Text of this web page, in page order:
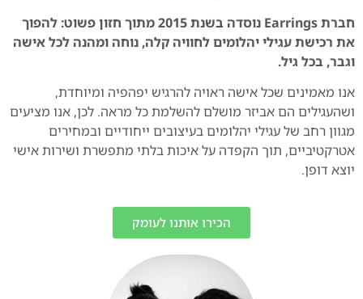
חברת Earrings נוסדה בשנת 2015 מתוך חזון פשוט: להפוך
את רכישת עגילי יהלומים לחוויה קלה, נוחה ומהנה לכל אישה
וגבר, בכל גיל.
אנו מאמינים שכל אישה ראויה להרגיש יפהפיה ומיוחדת,
ושהעגילים הם אביזר מושלם להשלמת כל מראה. לכן, אנו מציעים
מגוון רחב של עגילי יהלומים בעיצובים ייחודיים ובמחירים
אטרקטיביים, תוך הקפדה על איכות בלתי מתפשרת ושירות אישי
יוצא דופן.
הכירו אותנו לעומק